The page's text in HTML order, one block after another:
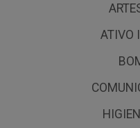
ATIVO